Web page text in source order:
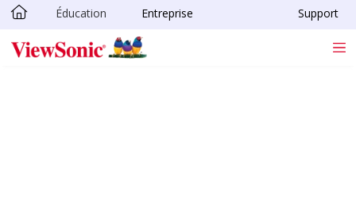
Passer au contenu principal
Éducation Entreprise Support